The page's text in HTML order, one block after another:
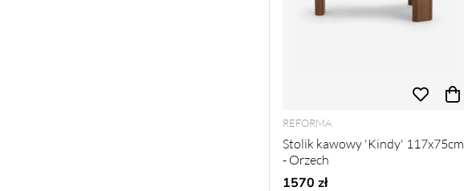
REFORMA
Stolik kawowy 'Kindy' 117x75cm
- Orzech
1570 zł